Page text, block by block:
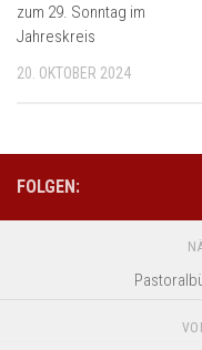
zum 29. Sonntag im
Jahreskreis
20. OKTOBER 2024
FOLGEN: